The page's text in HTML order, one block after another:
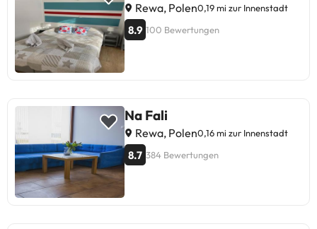
Rewa, Polen0,19 mi zur Innenstadt
8.9 100 Bewertungen
Na Fali
Rewa, Polen0,16 mi zur Innenstadt
8.7 384 Bewertungen